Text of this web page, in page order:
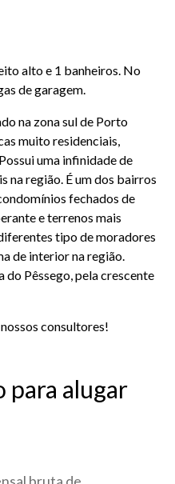
alto e 1 banheiros. No
de garagem.
na zona sul de Porto
muito residenciais,
uma infinidade de
na região. É um dos bairros
fechados de
e terrenos mais
tipo de moradores
de interior na região.
do Pêssego, pela crescente
consultores!
para alugar